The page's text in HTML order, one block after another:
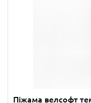
Піжама велсофт